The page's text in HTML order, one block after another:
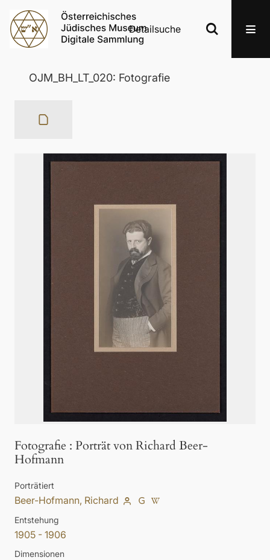
Detailsuche
OJM_BH_LT_020: Fotografie
Fotografie : Porträt von Richard Beer-
Hofmann
Porträtiert
Beer-Hofmann, Richard
Entstehung
1905 - 1906
Dimensionen